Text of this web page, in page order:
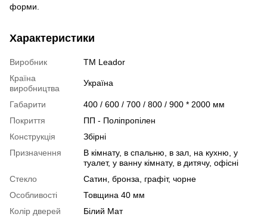
форми.
Характеристики
Виробник
ТМ Leador
Країна
виробництва
Україна
Габарити
400 / 600 / 700 / 800 / 900 * 2000 мм
Покриття
ПП - Поліпропілен
Конструкція
Збірні
Призначення
В кімнату, в спальню, в зал, на кухню, у
туалет, у ванну кімнату, в дитячу, офісні
Стекло
Сатин, бронза, графіт, чорне
Особливості
Товщина 40 мм
Колір дверей
Білий Мат